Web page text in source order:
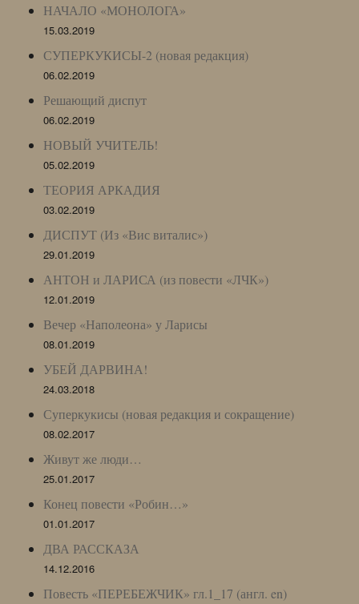
НАЧАЛО «МОНОЛОГА»
15.03.2019
СУПЕРКУКИСЫ-2 (новая редакция)
06.02.2019
Решающий диспут
06.02.2019
НОВЫЙ УЧИТЕЛЬ!
05.02.2019
ТЕОРИЯ АРКАДИЯ
03.02.2019
ДИСПУТ (Из «Вис виталис»)
29.01.2019
АНТОН и ЛАРИСА (из повести «ЛЧК»)
12.01.2019
Вечер «Наполеона» у Ларисы
08.01.2019
УБЕЙ ДАРВИНА!
24.03.2018
Суперкукисы (новая редакция и сокращение)
08.02.2017
Живут же люди…
25.01.2017
Конец повести «Робин…»
01.01.2017
ДВА РАССКАЗА
14.12.2016
Повесть «ПЕРЕБЕЖЧИК» гл.1_17 (англ. en)